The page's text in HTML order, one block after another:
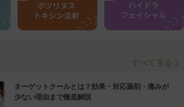
すべて見る
ターゲットクールとは？効果・対応薬剤・痛みが
少ない理由まで徹底解説